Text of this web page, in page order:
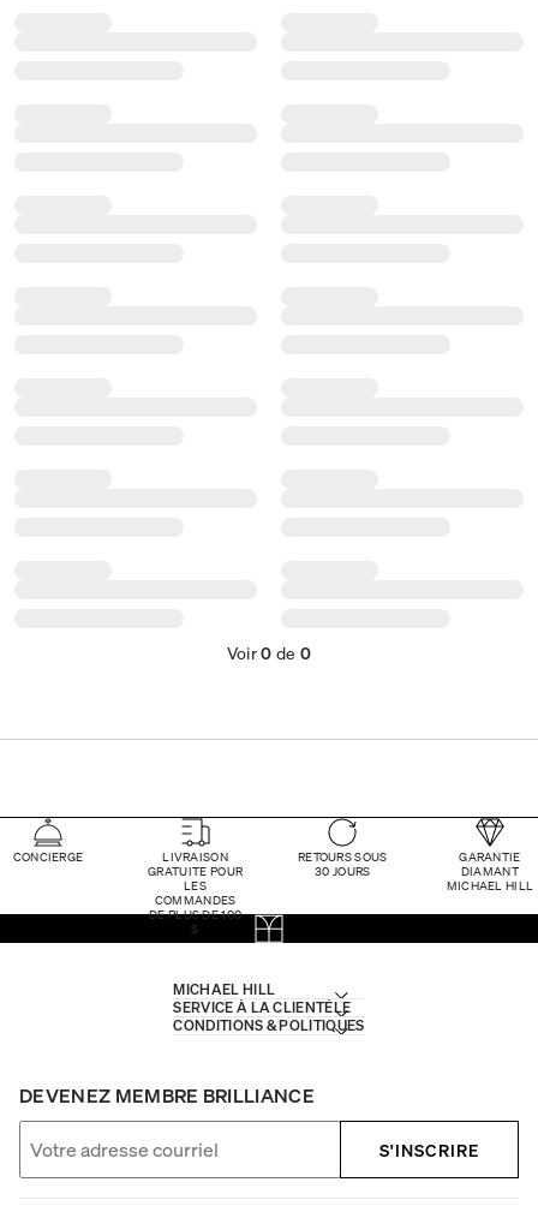
Voir0 de 0
CONCIERGE
LIVRAISON
GRATUITE POUR
LES
COMMANDES
DE PLUS DE 100
$
RETOURS SOUS
30 JOURS
GARANTIE
DIAMANT
MICHAEL HILL
MICHAEL HILL
SERVICE À LA CLIENTÈLE
CONDITIONS & POLITIQUES
DEVENEZ MEMBRE BRILLIANCE
S'INSCRIRE